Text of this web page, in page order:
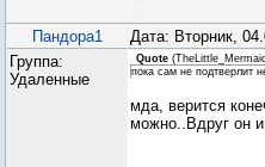
Пандора1 Дата: Вторник,
Группа:
Удаленные
Quote (TheLittle_Mermaid
пока сам не подтверлит
мда, верится
можно..Вдруг он